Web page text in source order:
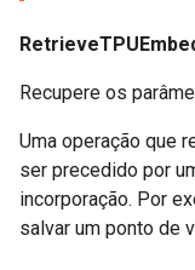
Recupere os
Uma operação que
ser precedido por
incorporação. Por
salvar um ponto de